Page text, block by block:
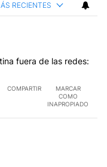
RECIENTES
fuera de las redes:
COMPARTIR
MARCAR
COMO
INAPROPIADO